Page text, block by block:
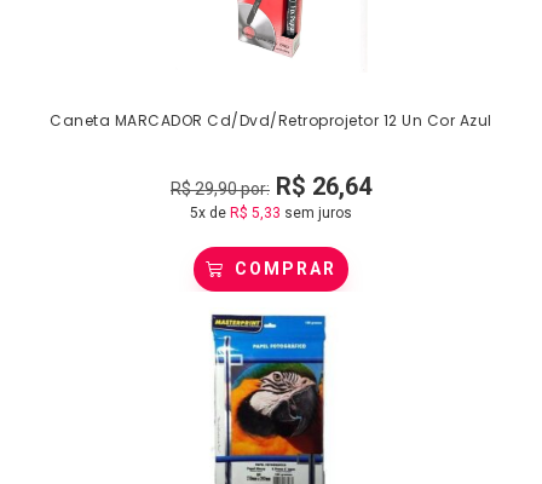
Caneta MARCADOR Cd/Dvd/Retroprojetor 12 Un Cor Azul
R$29,90por: R$ 26,64
5x de R$ 5,33 sem juros
COMPRAR